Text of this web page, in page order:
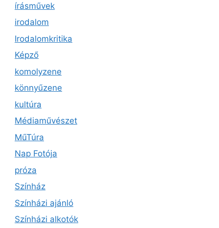
írásművek
irodalom
Irodalomkritika
Képző
komolyzene
könnyűzene
kultúra
Médiaművészet
MűTúra
Nap Fotója
próza
Színház
Színházi ajánló
Színházi alkotók